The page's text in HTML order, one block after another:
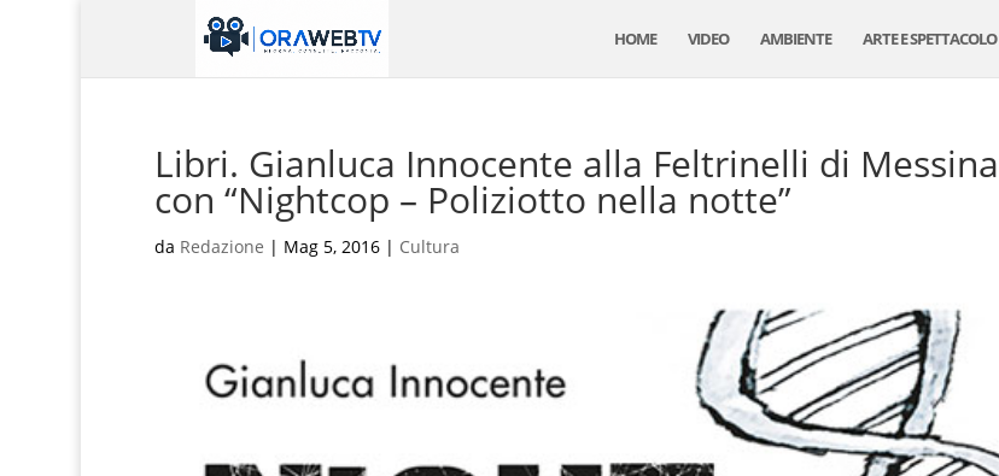
HOME VIDEO AMBIENTE ARTE E SPETTACOLO
Libri. Gianluca Innocente alla Feltrinelli di Messina
con “Nightcop – Poliziotto nella notte”
da Redazione | Mag 5, 2016| Cultura